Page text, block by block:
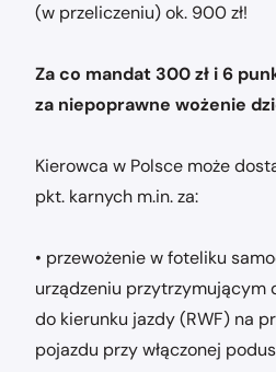
(w przeliczeniu) ok. 900 zł!
Za co mandat 300 zł i 6
za niepoprawne wożenie
Kierowca w Polsce może
pkt. karnych m.in. za:
• przewożenie w foteliku
urządzeniu przytrzymującym
do kierunku jazdy (RWF) na
pojazdu przy włączonej